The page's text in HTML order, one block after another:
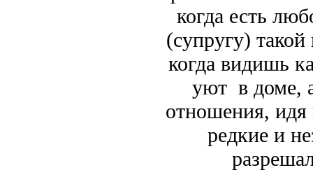
когда есть
(супругу)
когда видишь
уют в доме,
отношения,
редкие и